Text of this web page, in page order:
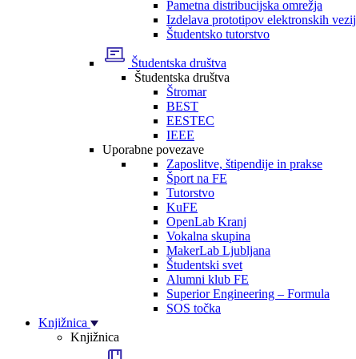
Pametna distribucijska omrežja
Izdelava prototipov elektronskih vezij
Študentsko tutorstvo
Študentska društva
Študentska društva
Štromar
BEST
EESTEC
IEEE
Uporabne povezave
Zaposlitve, štipendije in prakse
Šport na FE
Tutorstvo
KuFE
OpenLab Kranj
Vokalna skupina
MakerLab Ljubljana
Študentski svet
Alumni klub FE
Superior Engineering – Formula
SOS točka
Knjižnica
Knjižnica